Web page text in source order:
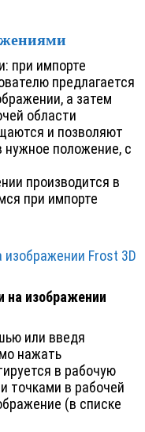
при импорте
предлагается
а затем
области
и позволяют
нужное положение, с
производится в
при импорте
на изображении
или введя
нажать
в рабочую
точками в рабочей
(в списке